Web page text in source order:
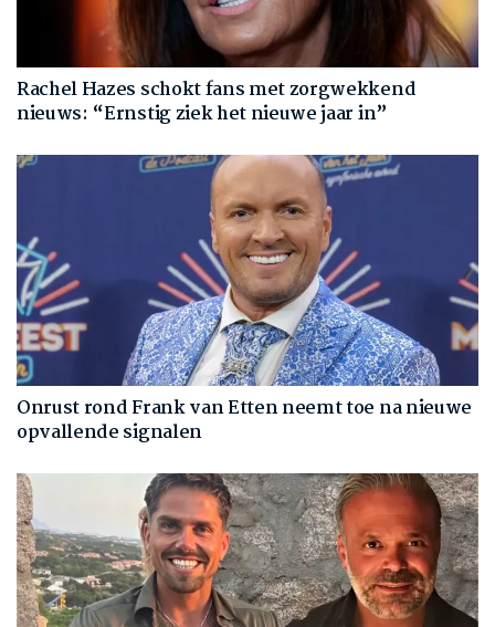
Rachel Hazes schokt fans met zorgwekkend
nieuws: “Ernstig ziek het nieuwe jaar in”
Onrust rond Frank van Etten neemt toe na nieuwe
opvallende signalen